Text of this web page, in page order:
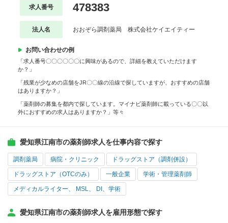
求人番号 478383
法人名 おおぞら調剤薬局 株式会社ケイエイティー
お問い合わせの例
「求人番号〇〇〇〇〇〇に興味があるので、詳細を教えていただけます
か？」
「残業が少なめの店舗をJR〇〇線の沿線で探していますが、おすすめの店舗
はありますか？」
「薬剤師の募集を都内で探しています。マイナビ薬剤師に載っている〇〇以
外におすすめの求人はありますか？」等々
愛知県江南市の薬剤師求人を仕事内容で探す
調剤薬局 病院・クリニック ドラッグストア（調剤併設）
ドラッグストア（OTCのみ） 一般企業 学術・管理薬剤師
メディカルライター、 MSL、 DI、学術
愛知県江南市の薬剤師求人を雇用形態で探す